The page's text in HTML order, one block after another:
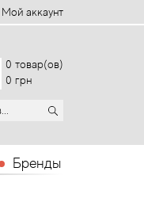
Мой аккаунт
0 товар(ов)
0 грн
Бренды